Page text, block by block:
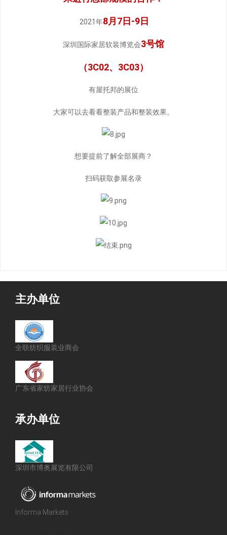
2021年8月7日-9日
深圳国际家居软装博览会3号馆
（3C02、3C03）
有屋托邦的展位
大家可以去看看整装产品和整装效果。
想要提前了解全部展商？
扫码获取参展名录
主办单位
全联纺织服装业商会
广东省家纺家居行业协会
承办单位
深圳市博奥展览有限公司
Informa Markets